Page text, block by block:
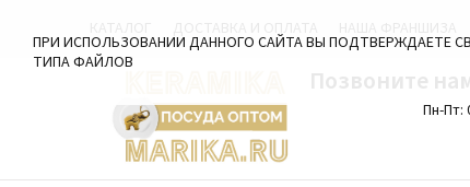
ДОСТАВКА И ОПЛАТА
Пн-Пт:
ПРИ ИСПОЛЬЗОВАНИИ ДАННОГО САЙТА ВЫ ПОДТВЕРЖДАЕТЕ
ТИПА ФАЙЛОВ